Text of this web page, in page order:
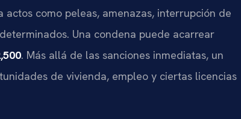
como peleas, amenazas, interrupción de
Una condena puede acarrear
. Más allá de las sanciones inmediatas, un
de vivienda, empleo y ciertas licencias